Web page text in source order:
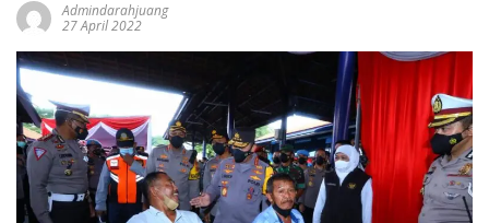
Admindarahjuang
27 April 2022